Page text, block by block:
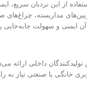
از این نردبان سریع،
مداربسته، چراغ‌های
ایمنی و سهولت
داخلی ارائه
خانگی یا صنعتی نیاز به